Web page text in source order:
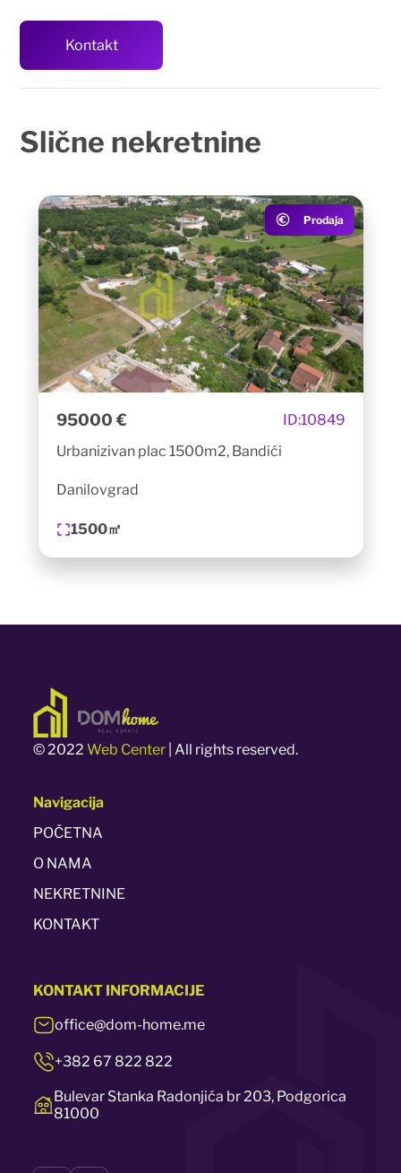
Kontakt
Slične nekretnine
Prodaja
95000 € ID:10849
Urbanizivan plac 1500m2, Bandići
Danilovgrad
1500㎡
© 2022Web Center | All rights reserved.
Navigacija
POČETNA
O NAMA
NEKRETNINE
KONTAKT
KONTAKT INFORMACIJE
office@dom-home.me
+382 67 822 822
Bulevar Stanka Radonjića br 203, Podgorica
81000